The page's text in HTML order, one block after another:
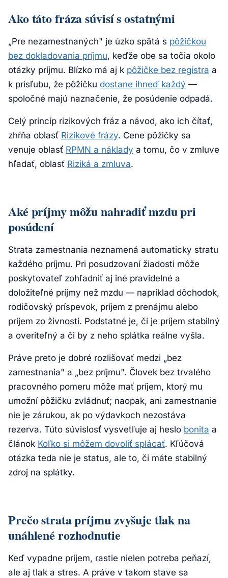
Ako táto fráza súvisí s ostatnými
„Pre nezamestnaných" je úzko spätá s pôžičkou
bez dokladovania príjmu, keďže obe sa točia okolo
otázky príjmu. Blízko má aj k pôžičke bez registra a
k prísľubu, že pôžičku dostane ihneď každý —
spoločné majú naznačenie, že posúdenie odpadá.
Celý princíp rizikových fráz a návod, ako ich čítať,
zhŕňa oblasť Rizikové frázy. Cene pôžičky sa
venuje oblasť RPMN a náklady a tomu, čo v zmluve
hľadať, oblasť Riziká a zmluva.
Aké príjmy môžu nahradiť mzdu pri
posúdení
Strata zamestnania neznamená automaticky stratu
každého príjmu. Pri posudzovaní žiadosti môže
poskytovateľ zohľadniť aj iné pravidelné a
doložiteľné príjmy než mzdu — napríklad dôchodok,
rodičovský príspevok, príjem z prenájmu alebo
príjem zo živnosti. Podstatné je, či je príjem stabilný
a overiteľný a či by z neho splátka reálne vyšla.
Práve preto je dobré rozlišovať medzi „bez
zamestnania" a „bez príjmu". Človek bez trvalého
pracovného pomeru môže mať príjem, ktorý mu
umožní pôžičku zvládnuť; naopak, ani zamestnanie
nie je zárukou, ak po výdavkoch nezostáva
rezerva. Túto súvislosť vysvetľuje aj heslo bonita a
článok Koľko si môžem dovoliť splácať. Kľúčová
otázka teda nie je status, ale to, či máte stabilný
zdroj na splátky.
Prečo strata príjmu zvyšuje tlak na
unáhlené rozhodnutie
Keď vypadne príjem, rastie nielen potreba peňazí,
ale aj tlak a stres. A práve v takom stave sa